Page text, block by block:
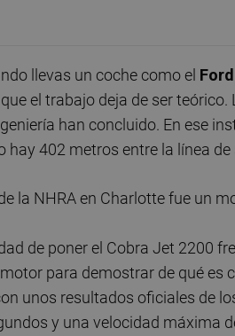
llevas un coche como el
el trabajo deja de ser
han concluido. En ese
hay 402 metros entre la línea
la NHRA en Charlotte fue un
de poner el Cobra Jet 2200
para demostrar de qué es
unos resultados oficiales de
y una velocidad máxima